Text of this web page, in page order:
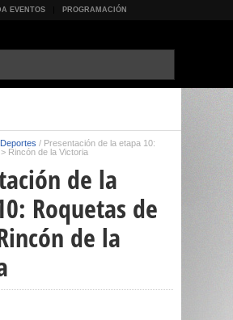
EVENTOS PROGRAMACIÓN
Deportes / Presentación de la etapa 10:
Rincón de la Victoria
de la
Roquetas de
de la